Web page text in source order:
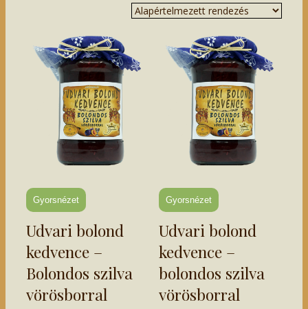
Gyorsnézet
Udvari bolond
kedvence –
Bolondos szilva
vörösborral
Gyorsnézet
Udvari bolond
kedvence –
bolondos szilva
vörösborral